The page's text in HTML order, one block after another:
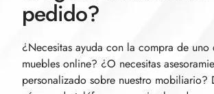
pedido?
¿Necesitas ayuda con la compra de uno
muebles online? ¿O necesitas
personalizado sobre nuestro mobiliario?